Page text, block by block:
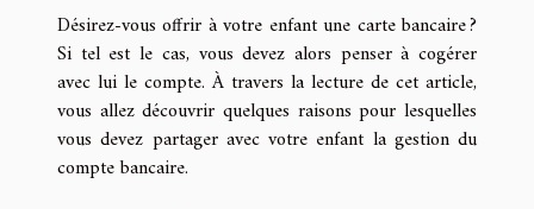
Désirez-vous offrir à votre enfant une carte bancaire ?
Si tel est le cas, vous devez alors penser à cogérer
avec lui le compte. À travers la lecture de cet article,
vous allez découvrir quelques raisons pour lesquelles
vous devez partager avec votre enfant la gestion du
compte bancaire.